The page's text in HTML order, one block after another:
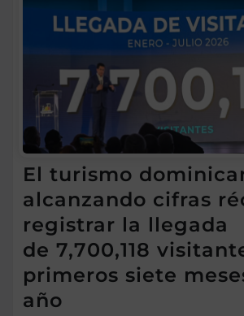
El turismo
alcanzando cifras
registrar la llegada
de 7,700,118
primeros siete
año